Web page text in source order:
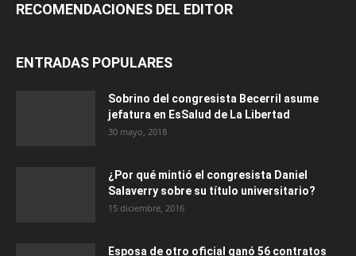
RECOMENDACIONES DEL EDITOR
ENTRADAS POPULARES
Sobrino del congresista Becerril asume
jefatura en EsSalud de La Libertad
30 mayo, 2018
¿Por qué mintió el congresista Daniel
Salaverry sobre su título universitario?
15 diciembre, 2016
Esposa de otro oficial ganó 56 contratos